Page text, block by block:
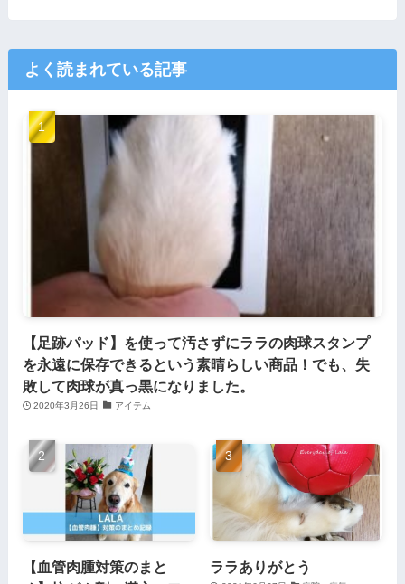
よく読まれている記事
【足跡パッド】を使って汚さずにララの肉球スタンプ
を永遠に保存できるという素晴らしい商品！でも、失
敗して肉球が真っ黒になりました。
2020年3月26日 アイテム
【血管肉腫対策のまと
ララありがとう